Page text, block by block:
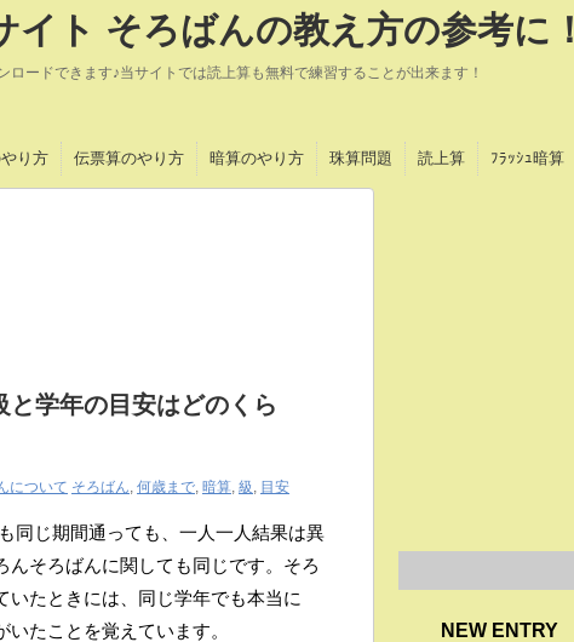
ト そろばんの教え方の参考に！
ードできます♪当サイトでは読上算も無料で練習することが出来ます！
り方 伝票算のやり方 暗算のやり方 珠算問題 読上算 ﾌﾗｯｼｭ暗算
と学年の目安はどのくら
について そろばん, 何歳まで, 暗算, 級 , 目安
同じ期間通っても、一人一人結果は異
んそろばんに関しても同じです。そろ
いたときには、同じ学年でも本当に
いたことを覚えています。
NEW ENTRY